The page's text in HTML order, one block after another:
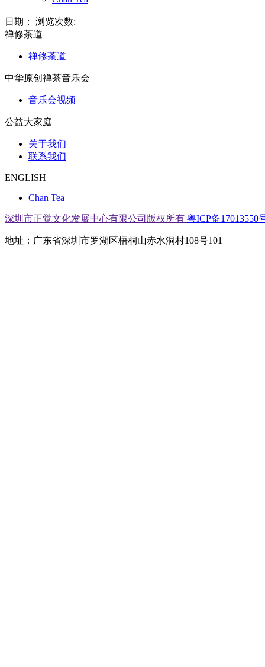
日期： 浏览次数:
禅修茶道
禅修茶道
中华原创禅茶音乐会
音乐会视频
公益大家庭
关于我们
联系我们
ENGLISH
Chan Tea
深圳市正觉文化发展中心有限公司版权所有 粤ICP备17013550
地址：广东省深圳市罗湖区梧桐山赤水洞村108号101